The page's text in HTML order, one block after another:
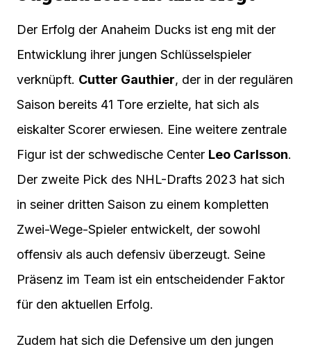
Der Erfolg der Anaheim Ducks ist eng mit der
Entwicklung ihrer jungen Schlüsselspieler
verknüpft. Cutter Gauthier, der in der regulären
Saison bereits 41 Tore erzielte, hat sich als
eiskalter Scorer erwiesen. Eine weitere zentrale
Figur ist der schwedische Center Leo Carlsson.
Der zweite Pick des NHL-Drafts 2023 hat sich
in seiner dritten Saison zu einem kompletten
Zwei-Wege-Spieler entwickelt, der sowohl
offensiv als auch defensiv überzeugt. Seine
Präsenz im Team ist ein entscheidender Faktor
für den aktuellen Erfolg.
Zudem hat sich die Defensive um den jungen